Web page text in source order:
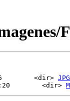
<dir> JPG
<dir>